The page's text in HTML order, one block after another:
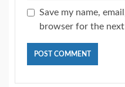
Save my name,
browser for the